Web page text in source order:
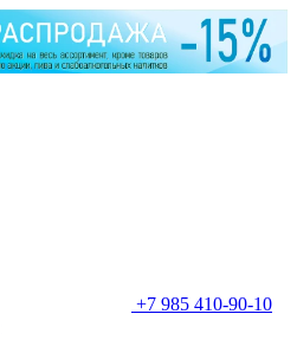
+7 985 410-90-10